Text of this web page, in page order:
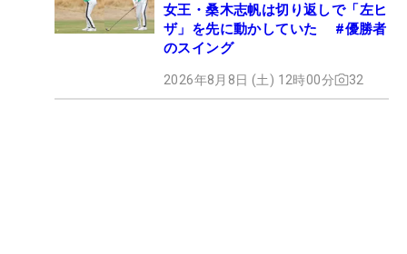
女王・桑木志帆は切り返しで「左ヒ
ザ」を先に動かしていた #優勝者
のスイング
2026年8月8日 (土) 12時00分 32